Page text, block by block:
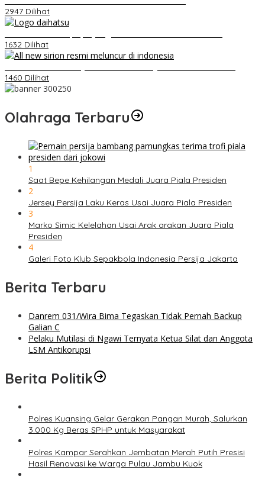
2947 Dilihat
1632 Dilihat
1460 Dilihat
Olahraga Terbaru
1
Saat Bepe Kehilangan Medali Juara Piala Presiden
2
Jersey Persija Laku Keras Usai Juara Piala Presiden
3
Marko Simic Kelelahan Usai Arak arakan Juara Piala
Presiden
4
Galeri Foto Klub Sepakbola Indonesia Persija Jakarta
Berita Terbaru
Danrem 031/Wira Bima Tegaskan Tidak Pernah Backup
Galian C
Pelaku Mutilasi di Ngawi Ternyata Ketua Silat dan Anggota
LSM Antikorupsi
Berita Politik
Polres Kuansing Gelar Gerakan Pangan Murah, Salurkan
3.000 Kg Beras SPHP untuk Masyarakat
Polres Kampar Serahkan Jembatan Merah Putih Presisi
Hasil Renovasi ke Warga Pulau Jambu Kuok